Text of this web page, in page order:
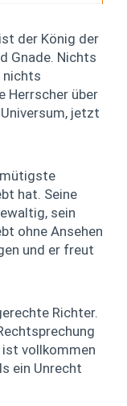
der König der
Gnade. Nichts
nichts
Herrscher über
jetzt
hat. Seine
sein
ohne Ansehen
und er freut
Richter.
vollkommen
ein Unrecht